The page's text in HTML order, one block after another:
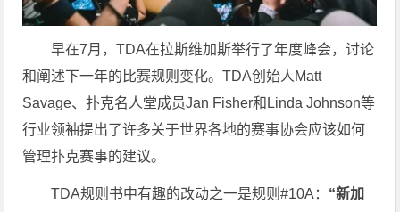
早在7月，TDA在拉斯维加斯举行了年度峰会，讨论
和阐述下一年的比赛规则变化。TDA创始人Matt
Savage、扑克名人堂成员Jan Fisher和Linda Johnson等
行业领袖提出了许多关于世界各地的赛事协会应该如何
管理扑克赛事的建议。
TDA规则书中有趣的改动之一是规则#10A： “新加